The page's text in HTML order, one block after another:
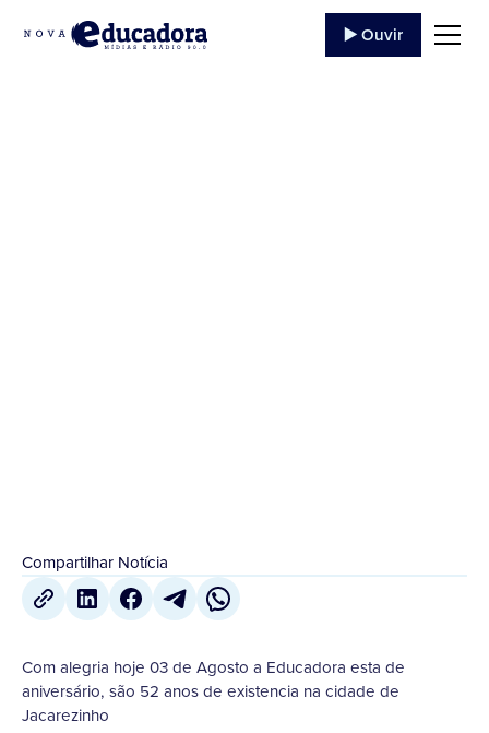
▶️ Ouvir
Compartilhar Notícia
Com alegria hoje 03 de Agosto a Educadora esta de
aniversário, são 52 anos de existencia na cidade de
Jacarezinho